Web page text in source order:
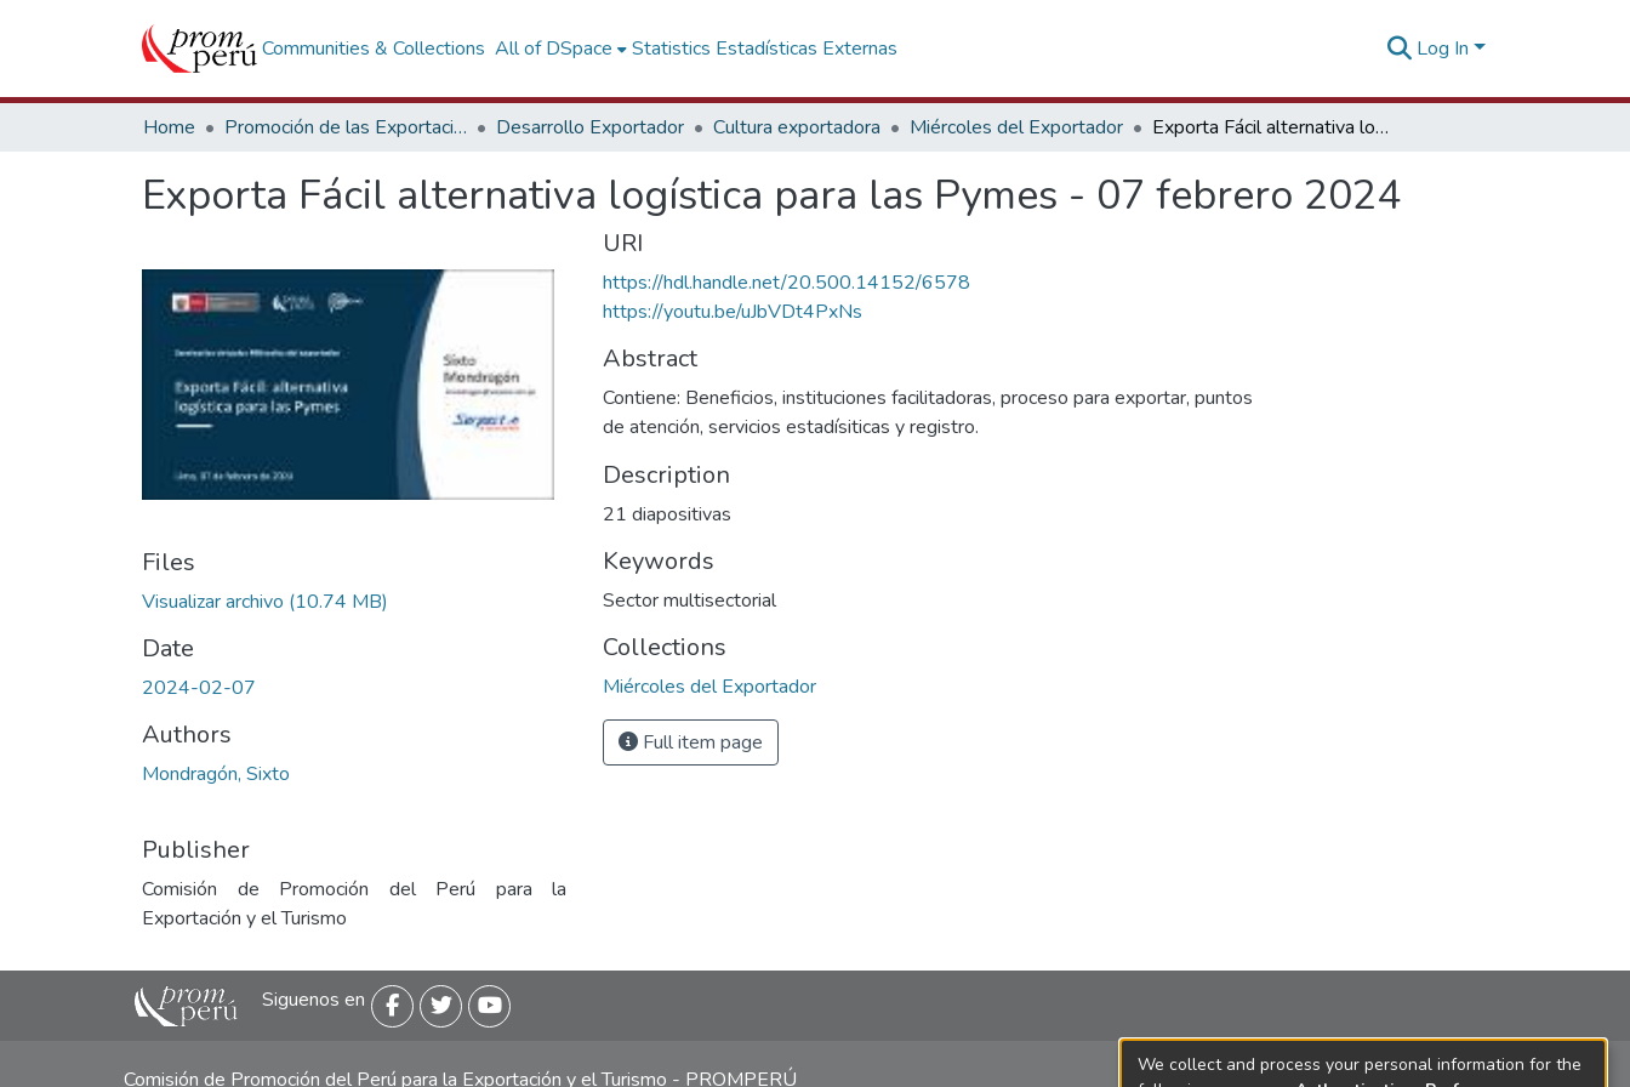
Communities & Collections All of DSpace Statistics Estadísticas Externas Log In
Home Promoción de las Exportaciones Desarrollo Exportador Cultura exportadora Miércoles del Exportador Exporta Fácil alternativa logística para las Pymes - 07 febrero 2024
Exporta Fácil alternativa logística para las Pymes - 07 febrero 2024
Files
Visualizar archivo (10.74 MB)
Date
2024-02-07
Authors
Mondragón, Sixto
Publisher
Comisión de Promoción del Perú para la
Exportación y el Turismo
URI
https://hdl.handle.net/20.500.14152/6578
https://youtu.be/uJbVDt4PxNs
Abstract
Contiene: Beneficios, instituciones facilitadoras, proceso para exportar, puntos
de atención, servicios estadísiticas y registro.
Description
21 diapositivas
Keywords
Sector multisectorial
Collections
Miércoles del Exportador
Full item page
Siguenos en
Comisión de Promoción del Perú para la Exportación y el Turismo - PROMPERÚ
We collect and process your personal information for the